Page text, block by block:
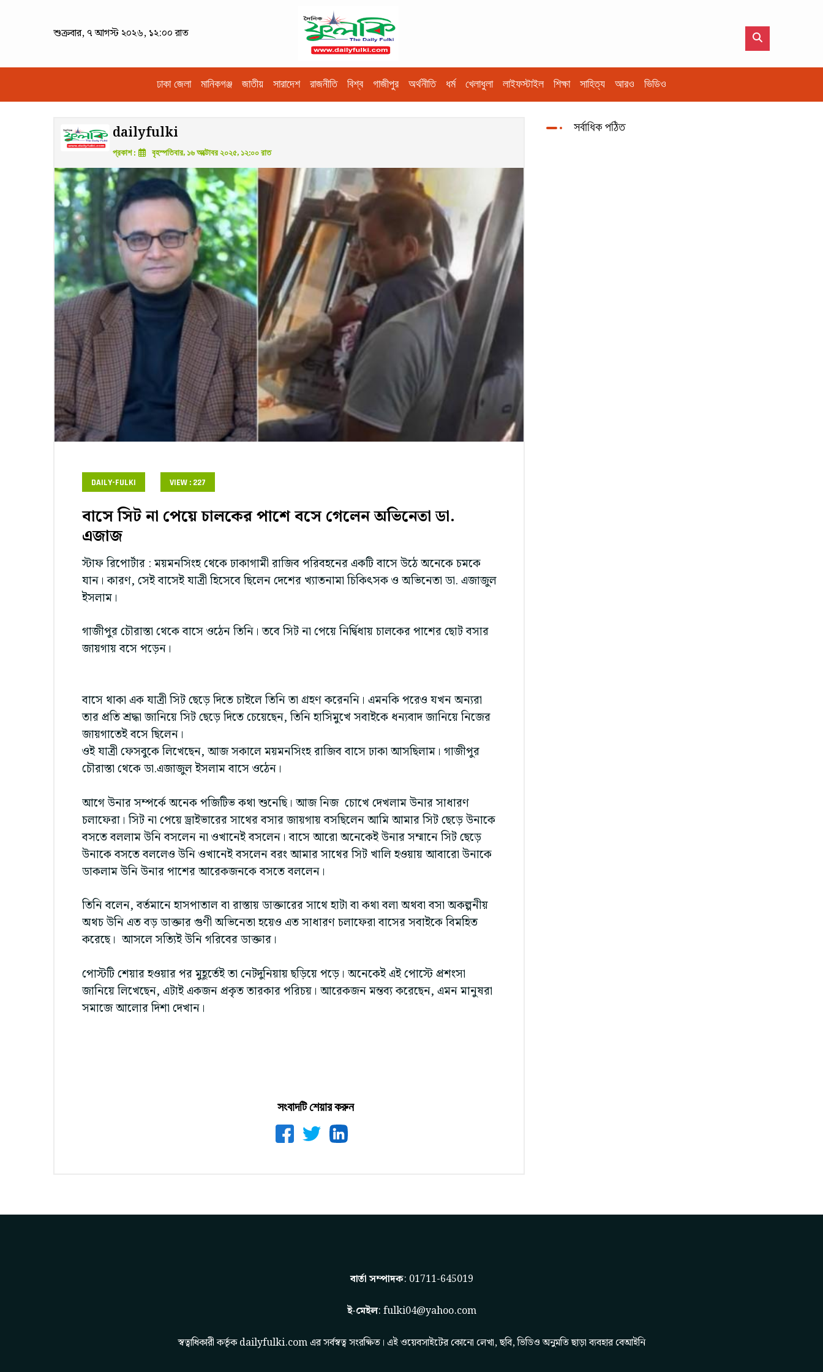
শুক্রবার, ৭ আগস্ট ২০২৬, ১২:০০ রাত
ঢাকা জেলা মানিকগঞ্জ জাতীয় সারাদেশ রাজনীতি বিশ্ব গাজীপুর অর্থনীতি ধর্ম খেলাধুলা লাইফস্টাইল শিক্ষা সাহিত্য আরও ভিডিও
dailyfulki
প্রকাশ : বৃহস্পতিবার, ১৬ অক্টোবর ২০২৫, ১২:০০ রাত
DAILY-FULKI VIEW : 227
বাসে সিট না পেয়ে চালকের পাশে বসে গেলেন অভিনেতা ডা.
এজাজ
স্টাফ রিপোর্টার : ময়মনসিংহ থেকে ঢাকাগামী রাজিব পরিবহনের একটি বাসে উঠে অনেকে চমকে
যান। কারণ, সেই বাসেই যাত্রী হিসেবে ছিলেন দেশের খ্যাতনামা চিকিৎসক ও অভিনেতা ডা. এজাজুল
ইসলাম।
গাজীপুর চৌরাস্তা থেকে বাসে ওঠেন তিনি। তবে সিট না পেয়ে নির্দ্বিধায় চালকের পাশের ছোট বসার
জায়গায় বসে পড়েন।
বাসে থাকা এক যাত্রী সিট ছেড়ে দিতে চাইলে তিনি তা গ্রহণ করেননি। এমনকি পরেও যখন অন্যরা
তার প্রতি শ্রদ্ধা জানিয়ে সিট ছেড়ে দিতে চেয়েছেন, তিনি হাসিমুখে সবাইকে ধন্যবাদ জানিয়ে নিজের
জায়গাতেই বসে ছিলেন।
ওই যাত্রী ফেসবুকে লিখেছেন, আজ সকালে ময়মনসিংহ রাজিব বাসে ঢাকা আসছিলাম। গাজীপুর
চৌরাস্তা থেকে ডা.এজাজুল ইসলাম বাসে ওঠেন।
আগে উনার সম্পর্কে অনেক পজিটিভ কথা শুনেছি। আজ নিজ চোখে দেখলাম উনার সাধারণ
চলাফেরা। সিট না পেয়ে ড্রাইভারের সাথের বসার জায়গায় বসছিলেন আমি আমার সিট ছেড়ে উনাকে
বসতে বললাম উনি বসলেন না ওখানেই বসলেন। বাসে আরো অনেকেই উনার সম্মানে সিট ছেড়ে
উনাকে বসতে বললেও উনি ওখানেই বসলেন বরং আমার সাথের সিট খালি হওয়ায় আবারো উনাকে
ডাকলাম উনি উনার পাশের আরেকজনকে বসতে বললেন।
তিনি বলেন, বর্তমানে হাসপাতাল বা রাস্তায় ডাক্তারের সাথে হাটা বা কথা বলা অথবা বসা অকল্পনীয়
অথচ উনি এত বড় ডাক্তার গুণী অভিনেতা হয়েও এত সাধারণ চলাফেরা বাসের সবাইকে বিমহিত
করেছে। আসলে সত্যিই উনি গরিবের ডাক্তার।
পোস্টটি শেয়ার হওয়ার পর মুহূর্তেই তা নেটদুনিয়ায় ছড়িয়ে পড়ে। অনেকেই এই পোস্টে প্রশংসা
জানিয়ে লিখেছেন, এটাই একজন প্রকৃত তারকার পরিচয়। আরেকজন মন্তব্য করেছেন, এমন মানুষরা
সমাজে আলোর দিশা দেখান।
সংবাদটি শেয়ার করুন
সর্বাধিক পঠিত
বার্তা সম্পাদক: 01711-645019
ই-মেইল: fulki04@yahoo.com
স্বত্বাধিকারী কর্তৃকdailyfulki.comএর সর্বস্বত্ব সংরক্ষিত। এই ওয়েবসাইটের কোনো লেখা, ছবি, ভিডিও অনুমতি ছাড়া ব্যবহার বেআইনি